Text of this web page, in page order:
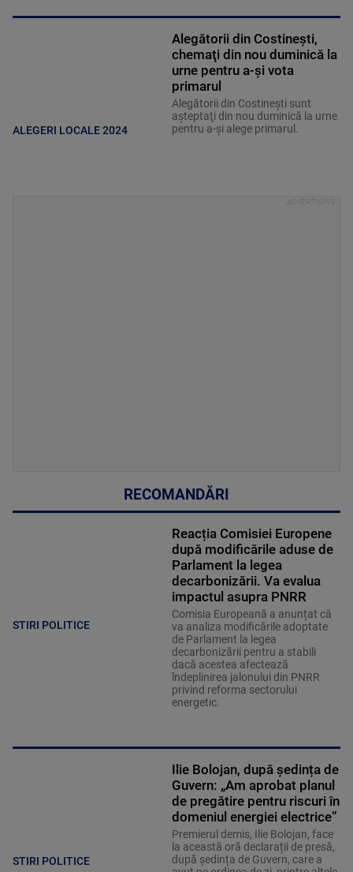
ALEGERI LOCALE 2024
Alegătorii din Costineşti,
chemaţi din nou duminică la
urne pentru a-şi vota
primarul
Alegătorii din Costineşti sunt
aşteptaţi din nou duminică la urne
pentru a-şi alege primarul.
RECOMANDĂRI
STIRI POLITICE
Reacția Comisiei Europene
după modificările aduse de
Parlament la legea
decarbonizării. Va evalua
impactul asupra PNRR
Comisia Europeană a anunțat că
va analiza modificările adoptate
de Parlament la legea
decarbonizării pentru a stabili
dacă acestea afectează
îndeplinirea jalonului din PNRR
privind reforma sectorului
energetic.
STIRI POLITICE
Ilie Bolojan, după ședința de
Guvern: „Am aprobat planul
de pregătire pentru riscuri în
domeniul energiei electrice”
Premierul demis, Ilie Bolojan, face
la această oră declarații de presă,
după ședința de Guvern, care a